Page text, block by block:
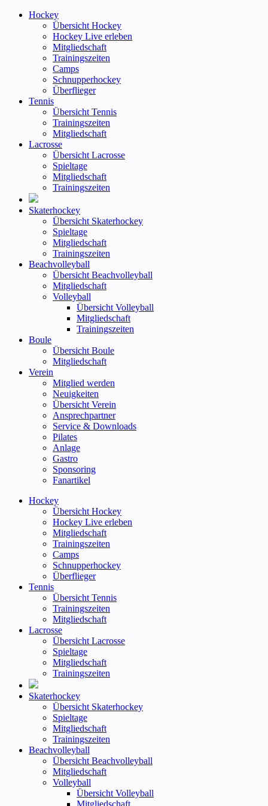
Hockey
Übersicht Hockey
Hockey Live erleben
Mitgliedschaft
Trainingszeiten
Camps
Schnupperhockey
Überflieger
Tennis
Übersicht Tennis
Trainingszeiten
Mitgliedschaft
Lacrosse
Übersicht Lacrosse
Spieltage
Mitgliedschaft
Trainingszeiten
Skaterhockey
Übersicht Skaterhockey
Spieltage
Mitgliedschaft
Trainingszeiten
Beachvolleyball
Übersicht Beachvolleyball
Mitgliedschaft
Volleyball
Übersicht Volleyball
Mitgliedschaft
Trainingszeiten
Boule
Übersicht Boule
Mitgliedschaft
Verein
Mitglied werden
Neuigkeiten
Übersicht Verein
Ansprechpartner
Service & Downloads
Pilates
Anlage
Gastro
Sponsoring
Fanartikel
Hockey
Übersicht Hockey
Hockey Live erleben
Mitgliedschaft
Trainingszeiten
Camps
Schnupperhockey
Überflieger
Tennis
Übersicht Tennis
Trainingszeiten
Mitgliedschaft
Lacrosse
Übersicht Lacrosse
Spieltage
Mitgliedschaft
Trainingszeiten
Skaterhockey
Übersicht Skaterhockey
Spieltage
Mitgliedschaft
Trainingszeiten
Beachvolleyball
Übersicht Beachvolleyball
Mitgliedschaft
Volleyball
Übersicht Volleyball
Mitgliedschaft